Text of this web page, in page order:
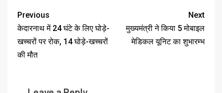
Previous
केदारनाथ में 24 घंटे के लिए घोड़े-
खच्चरों पर रोक, 14 घोड़े-खच्चरों
की मौत
Next
मुख्यमंत्री ने किया 5 मोबाइल
मेडिकल यूनिट का शुभारम्भ